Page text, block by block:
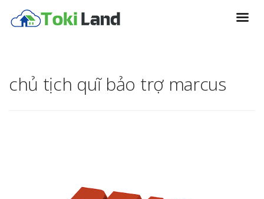
chủ tịch quĩ bảo trợ marcus